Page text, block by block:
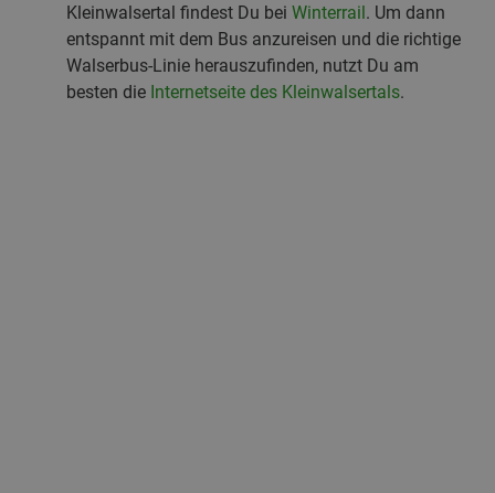
Kleinwalsertal findest Du bei Winterrail. Um dann
entspannt mit dem Bus anzureisen und die richtige
Walserbus-Linie herauszufinden, nutzt Du am
besten die Internetseite des Kleinwalsertals.